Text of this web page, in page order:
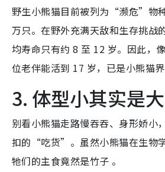
野生小熊猫目前被列为“濒危”物
万只。在野外充满天敌和生存挑战
均寿命只有约 8 至 12 岁。因此
位老伴能活到 17 岁，已是小熊猫
3. 体型小其实是大
别看小熊猫走路慢吞吞、身形娇小
扣的“吃货”。虽然小熊猫在生物
牠们的主食竟然是竹子 。